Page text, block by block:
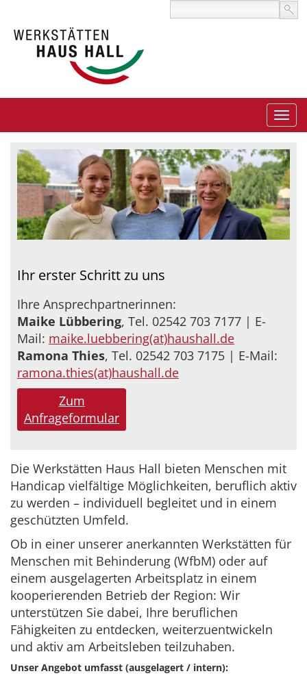
Ihr erster Schritt zu uns
Ihre Ansprechpartnerinnen:
Maike Lübbering, Tel. 02542 703 7177 | E-
Mail: maike.luebbering(at)haushall.de
Ramona Thies, Tel. 02542 703 7175 | E-Mail:
ramona.thies(at)haushall.de
Zum
Anfrageformular
Die Werkstätten Haus Hall bieten Menschen mit
Handicap vielfältige Möglichkeiten, beruflich aktiv
zu werden – individuell begleitet und in einem
geschützten Umfeld.
Ob in einer unserer anerkannten Werkstätten für
Menschen mit Behinderung (WfbM) oder auf
einem ausgelagerten Arbeitsplatz in einem
kooperierenden Betrieb der Region: Wir
unterstützen Sie dabei, Ihre beruflichen
Fähigkeiten zu entdecken, weiterzuentwickeln
und aktiv am Arbeitsleben teilzuhaben.
Unser Angebot umfasst (ausgelagert / intern):